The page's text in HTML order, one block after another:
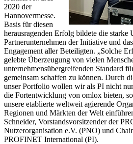
2020 der
Hannovermesse.
Basis für diesen
herausragenden Erfolg bildete die starke
Partnerunternehmen der Initiative und
Engagement aller Beteiligten. „Solche
gelebte Überzeugung von vielen
unternehmensübergreifenden Standard
gemeinsam schaffen zu können. Durch
unser Portfolio wollen wir als PI nicht
die Fortentwicklung von omlox bieten,
unsere etablierte weltweit agierende
Regionen und Märkten der Welt
Schneider, Vorstandsvorsitzender der
Nutzerorganisation e.V. (PNO) und
PROFINET International (PI).